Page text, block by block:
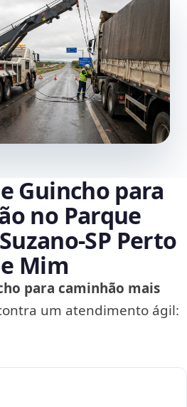
Guincho para
no Parque
Perto
Mim
para caminhão mais
um atendimento ágil: